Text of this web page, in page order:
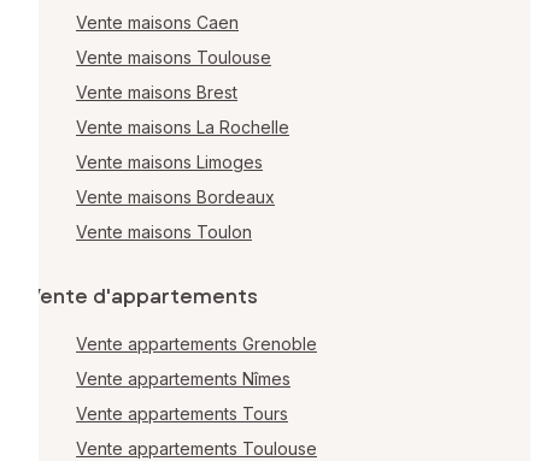
Vente maisons Caen
Vente maisons Toulouse
Vente maisons Brest
Vente maisons La Rochelle
Vente maisons Limoges
Vente maisons Bordeaux
Vente maisons Toulon
Vente d'appartements
Vente appartements Grenoble
Vente appartements Nîmes
Vente appartements Tours
Vente appartements Toulouse